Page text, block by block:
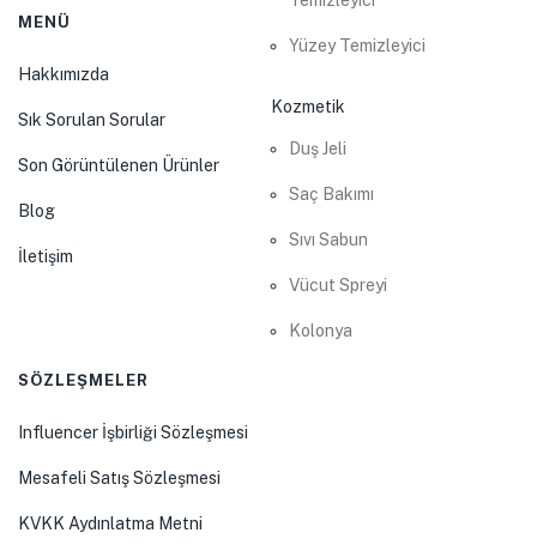
MENÜ
Hakkımızda
Sık Sorulan Sorular
Son Görüntülenen Ürünler
Blog
İletişim
Yüzey Temizleyici
Kozmetik
Duş Jeli
Saç Bakımı
Sıvı Sabun
Vücut Spreyi
Kolonya
SÖZLEŞMELER
Influencer İşbirliği Sözleşmesi
Mesafeli Satış Sözleşmesi
KVKK Aydınlatma Metni